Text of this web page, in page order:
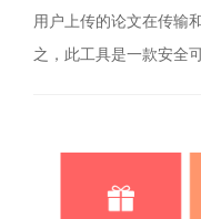
用户上传的论文在传输
之，此工具是一款安全